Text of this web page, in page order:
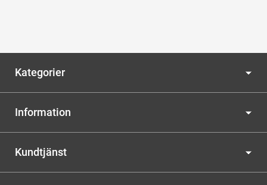
Kategorier
Information
Kundtjänst